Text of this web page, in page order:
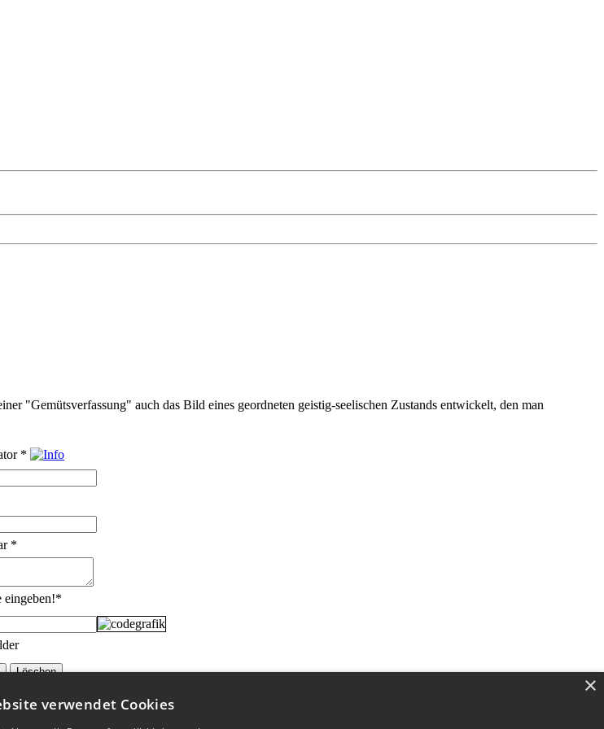
"Gemütsverfassung" auch das Bild eines geordneten geistig-seelischen Zustands entwickelt, den man
*
*
eingeben!*
verwendet Cookies
×